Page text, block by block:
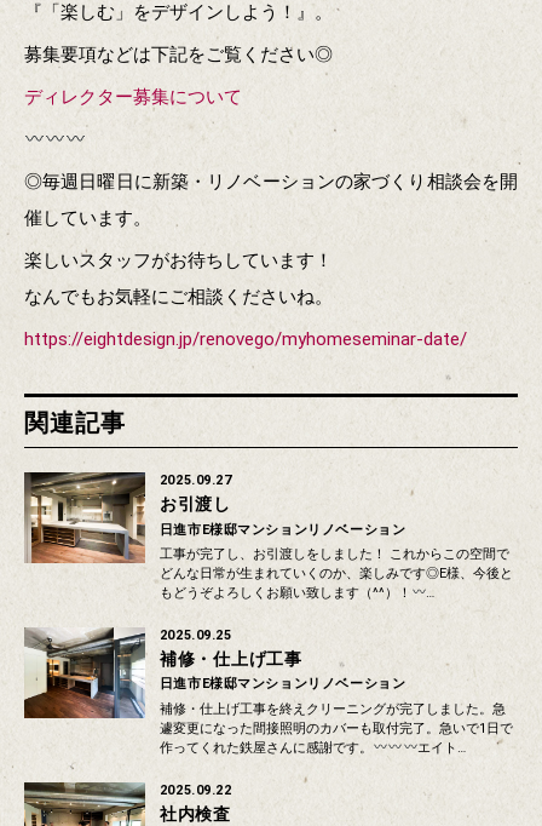
『「楽しむ」をデザインしよう！』。
募集要項などは下記をご覧ください◎
ディレクター募集について
◎毎週日曜日に新築・リノベーションの家づくり相談会を開
催しています。
楽しいスタッフがお待ちしています！
なんでもお気軽にご相談くださいね。
https://eightdesign.jp/renovego/myhomeseminar-date/
関連記事
2025.09.27
お引渡し
日進市E様邸マンションリノベーション
工事が完了し、お引渡しをしました！ これからこの空間で
どんな日常が生まれていくのか、楽しみです◎E様、今後と
もどうぞよろしくお願い致します（^^）！
…
2025.09.25
補修・仕上げ工事
日進市E様邸マンションリノベーション
補修・仕上げ工事を終えクリーニングが完了しました。急
遽変更になった間接照明のカバーも取付完了。急いで1日で
作ってくれた鉄屋さんに感謝です。
エイト…
2025.09.22
社内検査